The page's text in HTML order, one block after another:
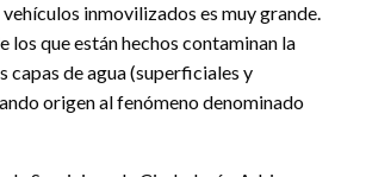
inmovilizados es muy grande.
los que están hechos contaminan la
capas de agua (superficiales y
origen al fenómeno denominado